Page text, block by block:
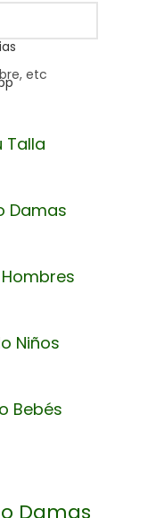
etc
Talla
Damas
Niños
Bebés
Damas